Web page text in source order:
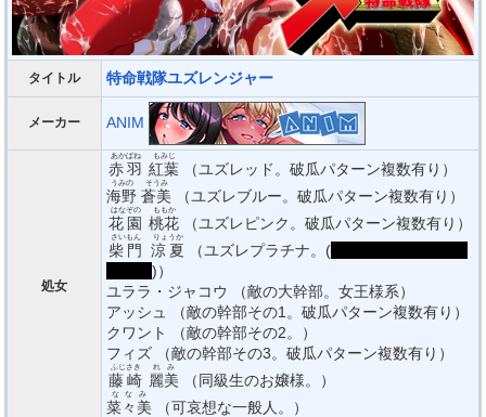
タイトル 特命戦隊ユズレンジャー
メーカー ANIM
処女
赤羽
あかばね
紅葉
もみじ
（ユズレッド。破瓜パターン複数有り）
海野
うみの
蒼美
そうみ
（ユズレブルー。破瓜パターン複数有り）
花園
はなぞの
桃花
ももか
（ユズレピンク。破瓜パターン複数有り）
柴門
さいもん
涼夏
りょうか
（ユズレプラチナ。(
)）
ユララ・ジャコウ （敵の大幹部。女王様系）
アッシュ （敵の幹部その1。破瓜パターン複数有り）
クワント （敵の幹部その2。）
フィズ （敵の幹部その3。破瓜パターン複数有り）
藤崎
ふじさき
麗美
れみ
（同級生のお嬢様。）
菜々美
ななみ
（可哀想な一般人。）